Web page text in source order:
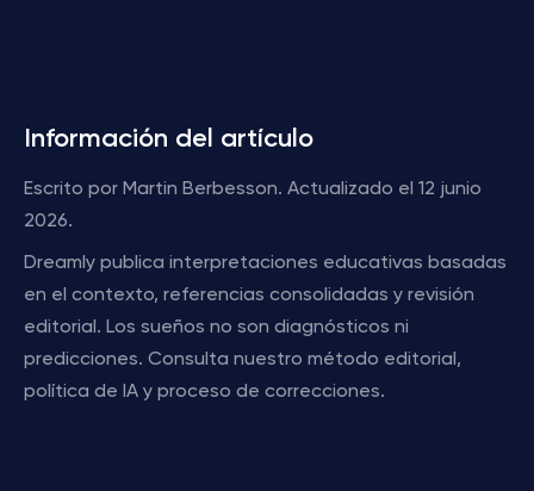
Información del artículo
Escrito por Martin Berbesson. Actualizado el 12 junio
2026.
Dreamly publica interpretaciones educativas basadas
en el contexto, referencias consolidadas y revisión
editorial. Los sueños no son diagnósticos ni
predicciones. Consulta nuestro método editorial,
política de IA y proceso de correcciones.